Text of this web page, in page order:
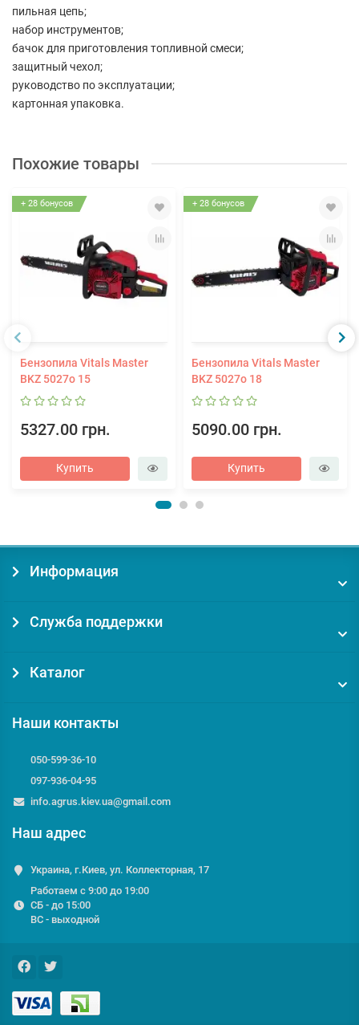
пильная цепь;
набор инструментов;
бачок для приготовления топливной смеси;
защитный чехол;
руководство по эксплуатации;
картонная упаковка.
Похожие товары
+ 28 бонусов
Бензопила Vitals Master
BKZ 5027o 15
5327.00 грн.
Купить
+ 28 бонусов
Бензопила Vitals Master
BKZ 5027o 18
5090.00 грн.
Купить
Информация
Служба поддержки
Каталог
Наши контакты
050-599-36-10
097-936-04-95
info.agrus.kiev.ua@gmail.com
Наш адрес
Украина, г.Киев, ул. Коллекторная, 17
Работаем с 9:00 до 19:00
СБ - до 15:00
ВС - выходной